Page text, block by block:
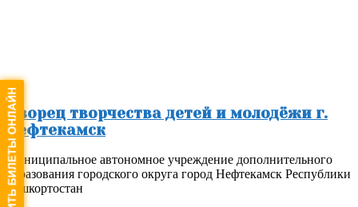
Дворец творчества детей и молодёжи г.
Нефтекамск
Муниципальное автономное учреждение дополнительного
образования городского округа город Нефтекамск Республики
Башкортостан